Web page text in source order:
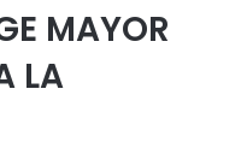
MAYOR
LA